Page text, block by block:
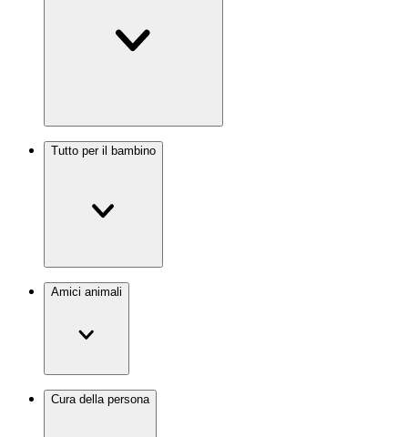
Tutto per il bambino
Amici animali
Cura della persona